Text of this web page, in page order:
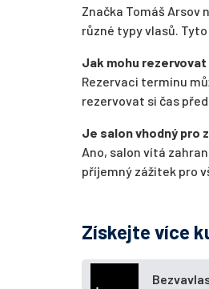
Značka Tomáš Arsov
různé typy vlasů.
Jak mohu
Rezervaci termínu
rezervovat si čas
Je salon vhodný pro
Ano, salon vítá
příjemný zážitek pro
Získejte více